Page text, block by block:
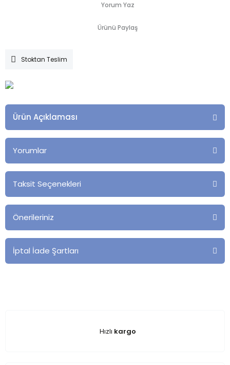
Yorum Yaz
Ürünü Paylaş
Stoktan Teslim
Ürün Açıklaması
Yorumlar
Taksit Seçenekleri
Önerileriniz
İptal İade Şartları
Hızlı kargo